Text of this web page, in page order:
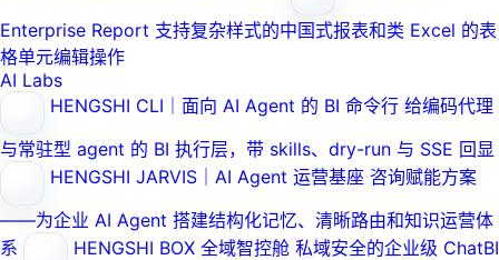
Enterprise Report 支持复杂样式的中国式报表和类 Excel 的表
格单元编辑操作
AI Labs
HENGSHI CLI｜面向 AI Agent 的 BI 命令行 给编码代理
与常驻型 agent 的 BI 执行层，带 skills、dry-run 与 SSE 回显
HENGSHI JARVIS｜AI Agent 运营基座 咨询赋能方案
——为企业 AI Agent 搭建结构化记忆、清晰路由和知识运营体
系
HENGSHI BOX 全域智控舱 私域安全的企业级 ChatBI